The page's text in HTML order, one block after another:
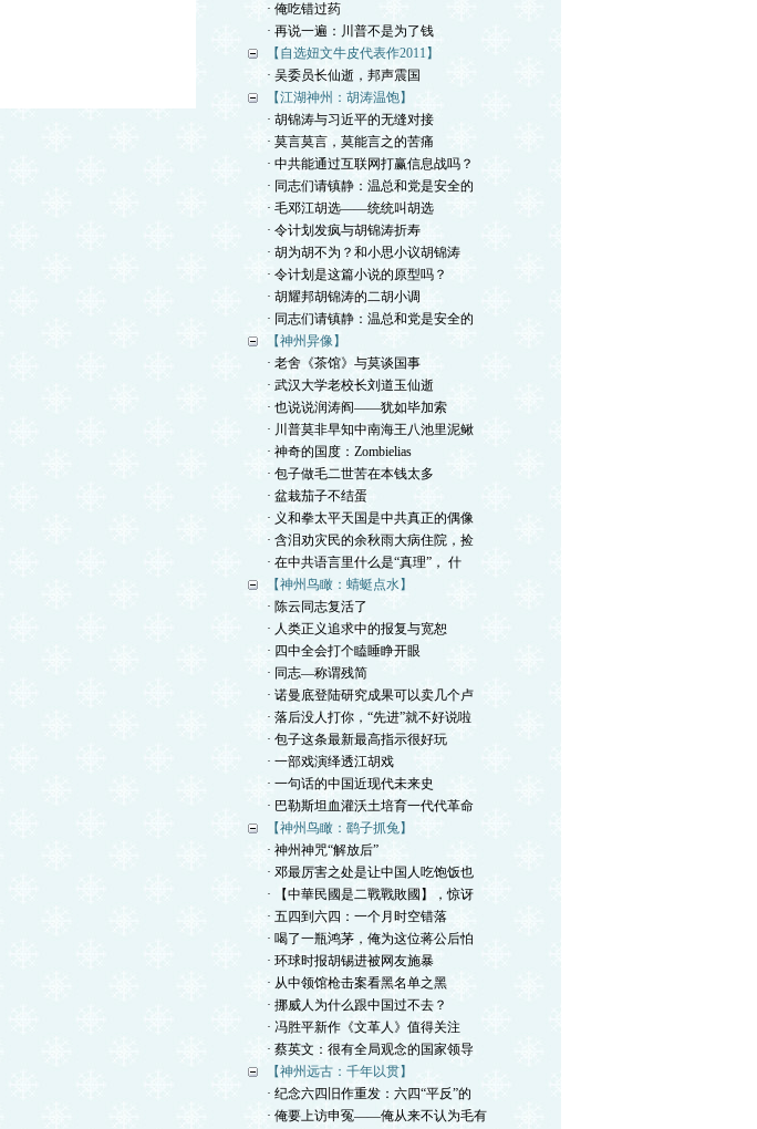
· 俺吃错过药
· 再说一遍：川普不是为了钱
【自选妞文牛皮代表作2011】
· 吴委员长仙逝，邦声震国
【江湖神州：胡涛温饱】
· 胡锦涛与习近平的无缝对接
· 莫言莫言，莫能言之的苦痛
· 中共能通过互联网打赢信息战吗？
· 同志们请镇静：温总和党是安全的
· 毛邓江胡选——统统叫胡选
· 令计划发疯与胡锦涛折寿
· 胡为胡不为？和小思小议胡锦涛
· 令计划是这篇小说的原型吗？
· 胡耀邦胡锦涛的二胡小调
· 同志们请镇静：温总和党是安全的
【神州异像】
· 老舍《茶馆》与莫谈国事
· 武汉大学老校长刘道玉仙逝
· 也说说润涛阎——犹如毕加索
· 川普莫非早知中南海王八池里泥鳅
· 神奇的国度：Zombielias
· 包子做毛二世苦在本钱太多
· 盆栽茄子不结蛋
· 义和拳太平天国是中共真正的偶像
· 含泪劝灾民的余秋雨大病住院，捡
· 在中共语言里什么是“真理”， 什
【神州鸟瞰：蜻蜓点水】
· 陈云同志复活了
· 人类正义追求中的报复与宽恕
· 四中全会打个瞌睡睁开眼
· 同志—称谓残简
· 诺曼底登陆研究成果可以卖几个卢
· 落后没人打你，“先进”就不好说啦
· 包子这条最新最高指示很好玩
· 一部戏演绎透江胡戏
· 一句话的中国近现代未来史
· 巴勒斯坦血灌沃土培育一代代革命
【神州鸟瞰：鹞子抓兔】
· 神州神咒“解放后”
· 邓最厉害之处是让中国人吃饱饭也
· 【中華民國是二戰戰敗國】，惊讶
· 五四到六四：一个月时空错落
· 喝了一瓶鸿茅，俺为这位蒋公后怕
· 环球时报胡锡进被网友施暴
· 从中领馆枪击案看黑名单之黑
· 挪威人为什么跟中国过不去？
· 冯胜平新作《文革人》值得关注
· 蔡英文：很有全局观念的国家领导
【神州远古：千年以贯】
· 纪念六四旧作重发：六四“平反”的
· 俺要上访申冤——俺从来不认为毛有